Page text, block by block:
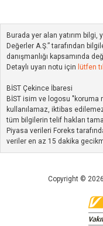
Burada yer alan yatırım bilgi,
Değerler A.Ş.” tarafından
danışmanlığı kapsamında
Detaylı uyarı notu için lütfen
BİST Çekince İbaresi
BİST isim ve logosu
kullanılamaz, iktibas
tüm bilgilerin telif hakları
Piyasa verileri Foreks
veriler en az 15 dakika
Copyright © 2026